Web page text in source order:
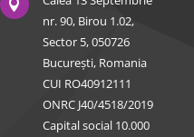

nr. 90, Birou 1.02,
Sector 5, 050726
București, Romania
CUI RO40912111
ONRC J40/4518/2019
Capital social 10.000